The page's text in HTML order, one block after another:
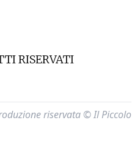
RISERVATI
riservata © Il Piccolo